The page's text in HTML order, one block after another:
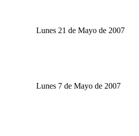
Lunes 21 de Mayo de 2007
Lunes 7 de Mayo de 2007